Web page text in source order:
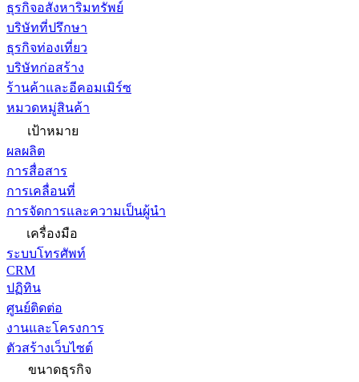
ธุรกิจอสังหาริมทรัพย์
บริษัทที่ปรึกษา
ธุรกิจท่องเที่ยว
บริษัทก่อสร้าง
ร้านค้าและอีคอมเมิร์ซ
หมวดหมู่สินค้า
เป้าหมาย
ผลผลิต
การสื่อสาร
การเคลื่อนที่
การจัดการและความเป็นผู้นำ
เครื่องมือ
ระบบโทรศัพท์
CRM
ปฏิทิน
ศูนย์ติดต่อ
งานและโครงการ
ตัวสร้างเว็บไซต์
ขนาดธุรกิจ